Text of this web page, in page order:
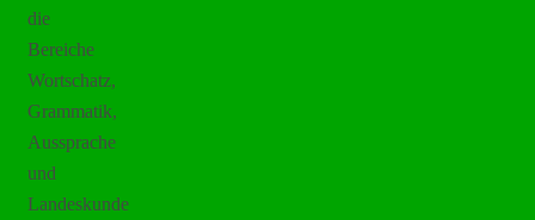
die
Bereiche
Wortschatz,
Grammatik,
Aussprache
und
Landeskunde